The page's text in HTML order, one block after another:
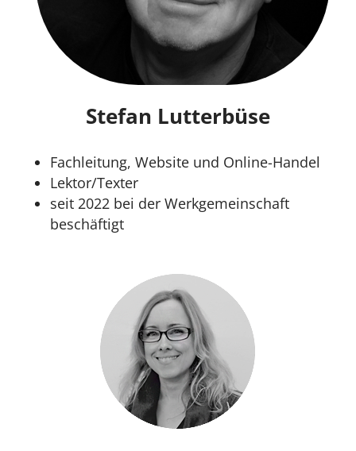
Stefan Lutterbüse
Fachleitung, Website und Online-Handel
Lektor/Texter
seit 2022 bei der Werkgemeinschaft
beschäftigt